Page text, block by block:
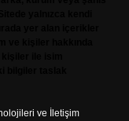
ve İletişim